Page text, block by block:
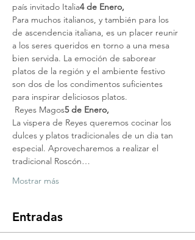
país invitado Italia4 de Enero,
Para muchos italianos, y también para los
de ascendencia italiana, es un placer reunir
a los seres queridos en torno a una mesa
bien servida. La emoción de saborear
platos de la región y el ambiente festivo
son dos de los condimentos suficientes
para inspirar deliciosos platos.
Reyes Magos5 de Enero,
La vispera de Reyes queremos cocinar los
dulces y platos tradicionales de un dia tan
especial. Aprovecharemos a realizar el
tradicional Roscón…
Mostrar más
Entradas